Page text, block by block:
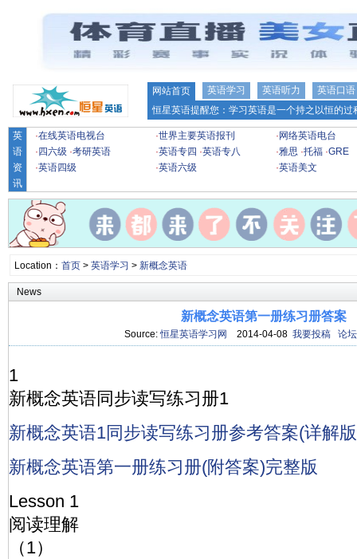
网站首页 英语学习 英语听力
英语口语
恒星英语提醒您：学习英语是一个持之以恒的
英
语
资
讯
·在线英语电视台 ·世界主要英语报刊 · 网络英语电台
· 四六级 ·考研英语 ·英语专四 ·英语专八 ·雅思 ·托福 ·GRE
·英语四级 ·英语六级 ·英语美文
Location： 首页> 英语学习 > 新概念英语
News
新概念英语第一册练习册答案
Source:恒星英语学习网 2014-04-08 我要投稿 论坛
1
新概念英语同步读写练习册1
新概念英语1同步读写练习册参考答案(详解
新概念英语第一册练习册(附答案)完整版
Lesson 1
阅读理解
（1）